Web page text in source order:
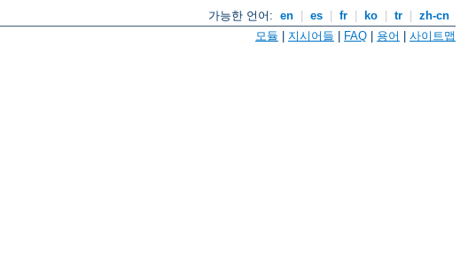
가능한 언어: en es fr ko tr
zh-cn
모듈 | 지시어들 | FAQ | 용어 | 사이트맵